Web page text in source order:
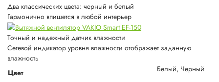
Два классических цвета: черный и белый
Гармонично впишется в любой интерьер
Точный и надежный датчик влажности
Сетевой индикатор уровня влажности отображает заданную
влажность
Цвет
Белый, Черный